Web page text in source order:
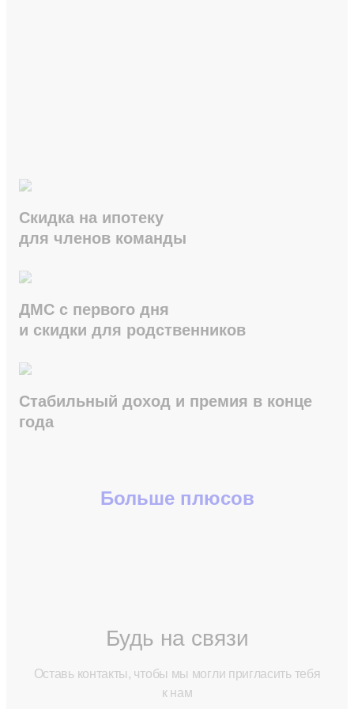
Скидка на ипотеку
для членов команды
ДМС с первого дня
и скидки для родственников
Стабильный доход и премия в конце
года
Больше плюсов
Будь на связи
Оставь контакты, чтобы мы могли пригласить тебя
к нам